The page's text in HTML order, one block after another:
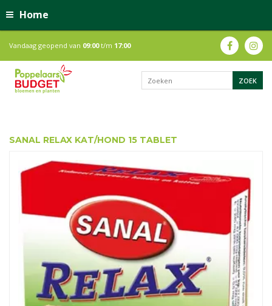
Home
Vandaag geopend van 09:00t/m 17:00
SANAL RELAX KAT/HOND 15 TABLET